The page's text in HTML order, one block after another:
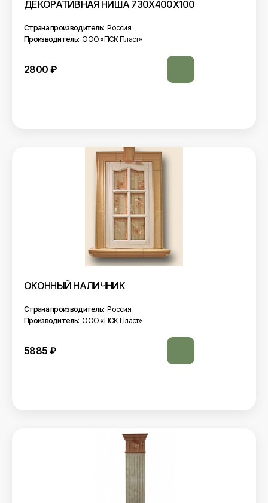
ДЕКОРАТИВНАЯ НИША 730Х400Х100
Страна производитель: Россия
Производитель: ООО «ПСК Пласт»
2800 ₽
ОКОННЫЙ НАЛИЧНИК
Страна производитель: Россия
Производитель: ООО «ПСК Пласт»
5885 ₽